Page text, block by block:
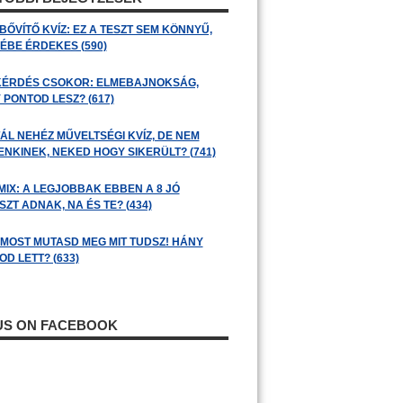
KVÍZ: EZ A TESZT SEM KÖNNYŰ,
ÉRDEKES (590)
CSOKOR: ELMEBAJNOKSÁG,
PONTOD LESZ? (617)
NEHÉZ MŰVELTSÉGI KVÍZ, DE NEM
NEKED HOGY SIKERÜLT? (741)
A LEGJOBBAK EBBEN A 8 JÓ
ADNAK, NA ÉS TE? (434)
MUTASD MEG MIT TUDSZ! HÁNY
LETT? (633)
ON FACEBOOK